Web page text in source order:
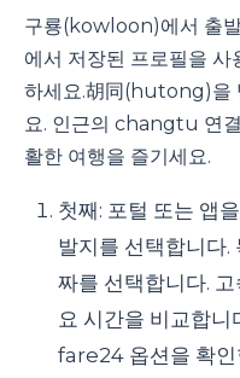
구룡(kowloon)에서 출
에서 저장된 프로필을
하세요.胡同(hutong)을
요. 인근의 changtu 연
활한 여행을 즐기세요.
첫째: 포털 또는 앱
발지를 선택합니다.
짜를 선택합니다.
요 시간을 비교합니
fare24 옵션을 확인